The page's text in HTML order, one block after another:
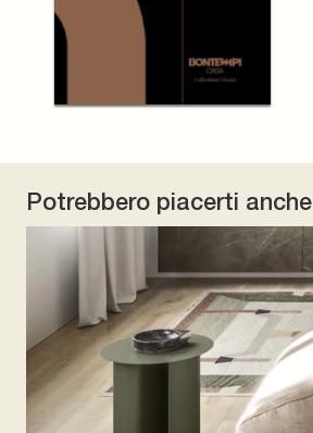
Potrebbero piacerti anche